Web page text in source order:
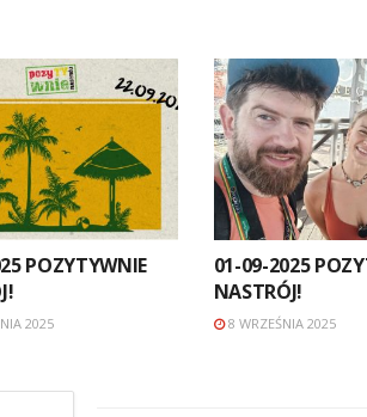
POZYTYWNIE
2025
01-09-2025
NASTRÓJ!
8 WRZEŚNIA 2025